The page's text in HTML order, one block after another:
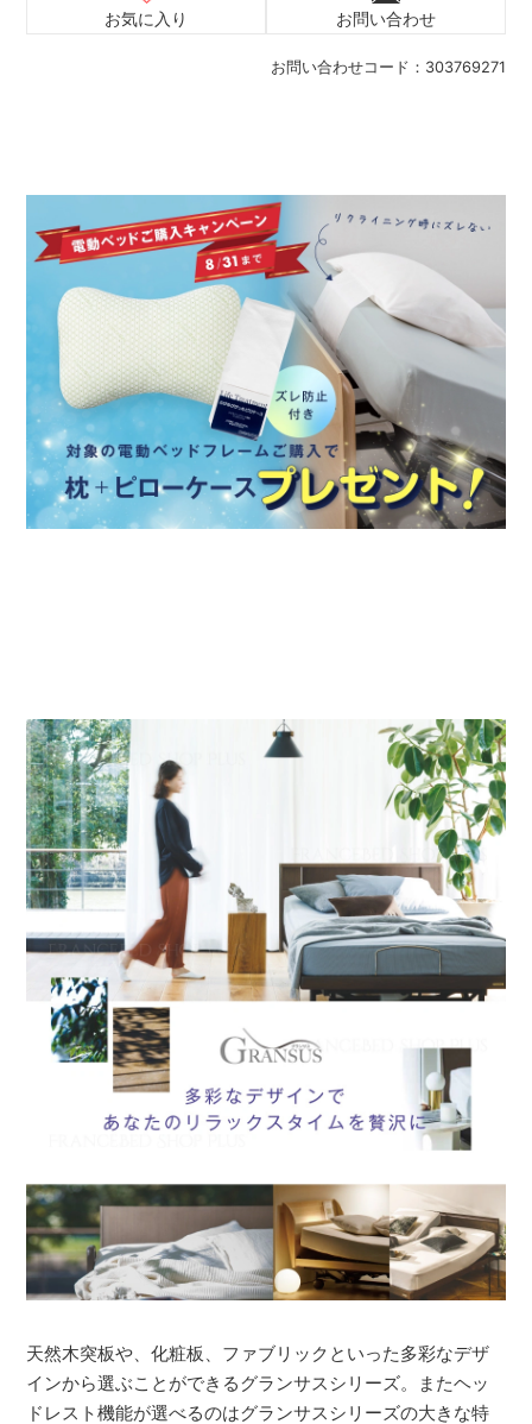
お問い合わせコード： 303769271
お気に入り お問い合わせ
天然木突板や、化粧板、ファブリックといった多彩なデザ
インから選ぶことができるグランサスシリーズ。またヘッ
ドレスト機能が選べるのはグランサスシリーズの大きな特